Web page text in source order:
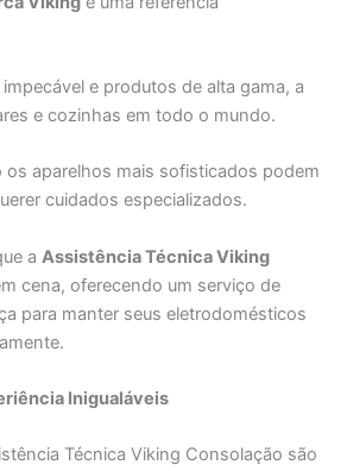
e produtos de alta gama, a
e cozinhas em todo o mundo.
os aparelhos mais sofisticados podem
cuidados especializados.
aAssistência Técnica Viking
cena, oferecendo um serviço de
para manter seus eletrodomésticos
Inigualáveis
Técnica Viking Consolação são